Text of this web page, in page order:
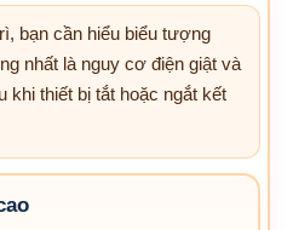
bạn cần hiểu biểu tượng
nhất là nguy cơ điện giật và
khi thiết bị tắt hoặc ngắt kết